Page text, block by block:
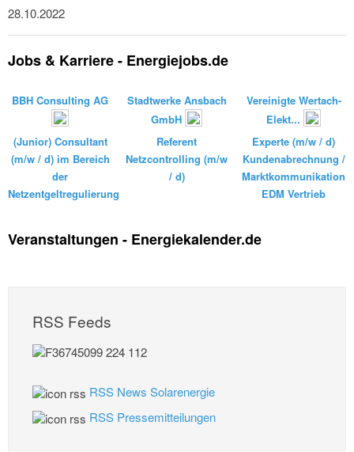
28.10.2022
Jobs & Karriere - Energiejobs.de
BBH Consulting AG
(Junior) Consultant
(m/w / d) im Bereich
der
Netzentgeltregulierung
Stadtwerke Ansbach
GmbH
Referent
Netzcontrolling (m/w
/ d)
Vereinigte Wertach-
Elekt...
Experte (m/w / d)
Kundenabrechnung /
Marktkommunikation
EDM Vertrieb
Veranstaltungen - Energiekalender.de
RSS Feeds
RSS News Solarenergie
RSS Pressemitteilungen